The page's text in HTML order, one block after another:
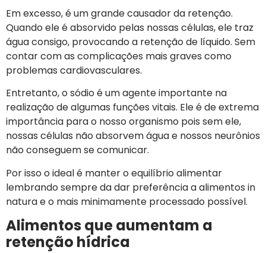
Em excesso, é um grande causador da retenção.
Quando ele é absorvido pelas nossas células, ele traz
água consigo, provocando a retenção de líquido. Sem
contar com as complicações mais graves como
problemas cardiovasculares.
Entretanto, o sódio é um agente importante na
realização de algumas funções vitais. Ele é de extrema
importância para o nosso organismo pois sem ele,
nossas células não absorvem água e nossos neurônios
não conseguem se comunicar.
Por isso o ideal é manter o equilíbrio alimentar
lembrando sempre da dar preferência a alimentos in
natura e o mais minimamente processado possível.
Alimentos que aumentam a
retenção hídrica